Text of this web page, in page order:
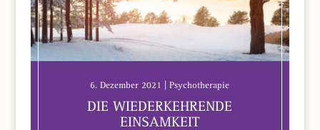
6. Dezember 2021 | Psychotherapie
DIE WIEDERKEHRENDE
EINSAMKEIT